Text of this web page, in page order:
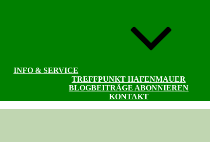
INFO & SERVICE
TREFFPUNKT HAFENMAUER
BLOGBEITRÄGE ABONNIEREN
KONTAKT